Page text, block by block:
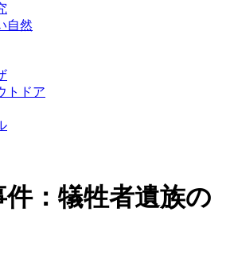
自然
トドア
：犠牲者遺族の